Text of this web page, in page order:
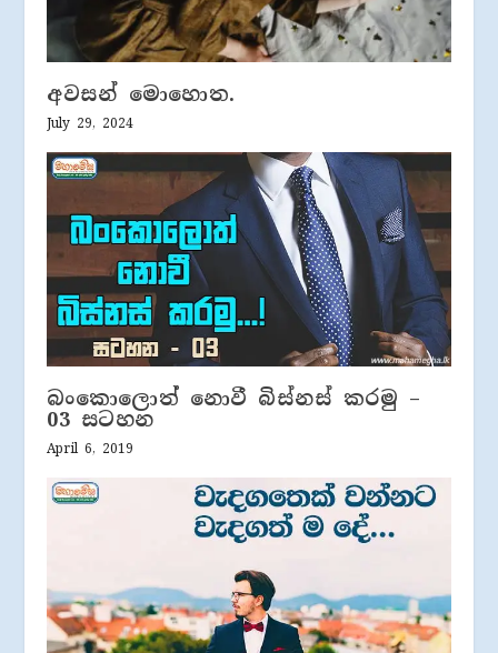
අවසන් මොහොත.
July 29, 2024
බංකොලොත් නොවී බිස්නස් කරමු –
03 සටහන
April 6, 2019